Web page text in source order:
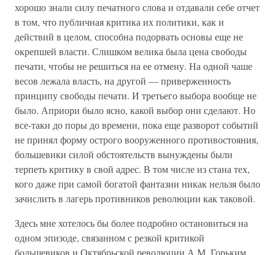
хорошо знали силу печатного слова и отдавали себе отчет
в том, что публичная критика их политики, как и
действий в целом, способна подорвать основы еще не
окрепшей власти. Слишком велика была цена свободы
печати, чтобы не решиться на ее отмену. На одной чаше
весов лежала власть, на другой — приверженность
принципу свободы печати. И третьего выбора вообще не
было. Априори было ясно, какой выбор они сделают. Но
все-таки до поры до времени, пока еще разворот событий
не принял форму острого вооруженного противостояния,
большевики силой обстоятельств вынуждены были
терпеть критику в свой адрес. В том числе из стана тех,
кого даже при самой богатой фантазии никак нельзя было
зачислить в лагерь противников революции как таковой.
Здесь мне хотелось бы более подробно остановиться на
одном эпизоде, связанном с резкой критикой
большевиков и Октябрьской революции А.М. Горьким.